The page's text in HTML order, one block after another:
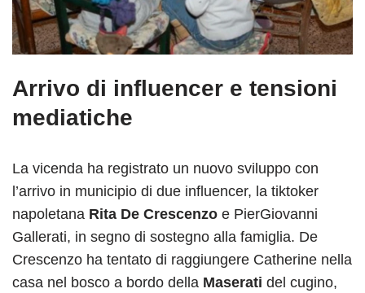
Arrivo di influencer e tensioni
mediatiche
La vicenda ha registrato un nuovo sviluppo con
l’arrivo in municipio di due influencer, la tiktoker
napoletana Rita De Crescenzo e PierGiovanni
Gallerati, in segno di sostegno alla famiglia. De
Crescenzo ha tentato di raggiungere Catherine nella
casa nel bosco a bordo della Maserati del cugino,